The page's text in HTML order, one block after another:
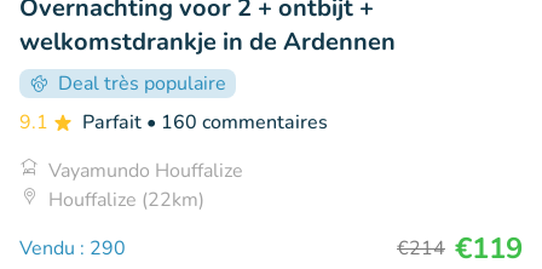
Overnachting voor 2 + ontbijt +
welkomstdrankje in de Ardennen
Deal très populaire
9.1
Parfait • 160 commentaires
Vayamundo Houffalize
Houffalize (22km)
Vendu : 290
€214 €119